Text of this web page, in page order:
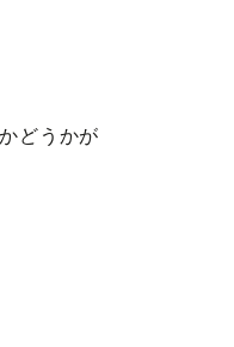
どうかが